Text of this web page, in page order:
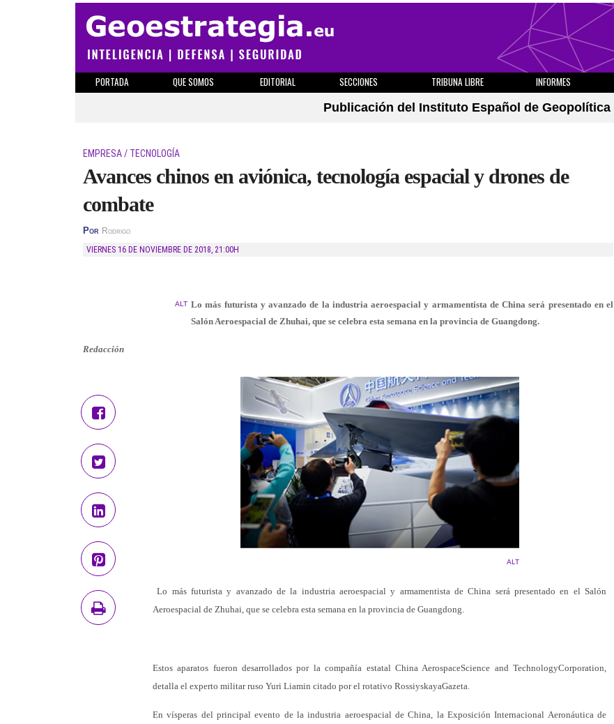
PORTADA QUE SOMOS EDITORIAL SECCIONES TRIBUNA LIBRE INFORMES
Publicación del Instituto Español de Geopolítica
EMPRESA / TECNOLOGÍA
Avances chinos en aviónica, tecnología espacial y drones de
combate
Por Rodrigo
VIERNES 16 DE NOVIEMBRE DE 2018, 21:00H
ALT Lo más futurista y avanzado de la industria aeroespacial y armamentista de China será presentado en el
Salón Aeroespacial de Zhuhai, que se celebra esta semana en la provincia de Guangdong.
Redacción
ALT
Lo más futurista y avanzado de la industria aeroespacial y armamentista de China será presentado en el Salón
Aeroespacial de Zhuhai, que se celebra esta semana en la provincia de Guangdong.
Estos aparatos fueron desarrollados por la compañía estatal China AerospaceScience and TechnologyCorporation,
detalla el experto militar ruso Yuri Liamin citado por el rotativo RossiyskayaGazeta.
En vísperas del principal evento de la industria aeroespacial de China, la Exposición Internacional Aeronáutica de